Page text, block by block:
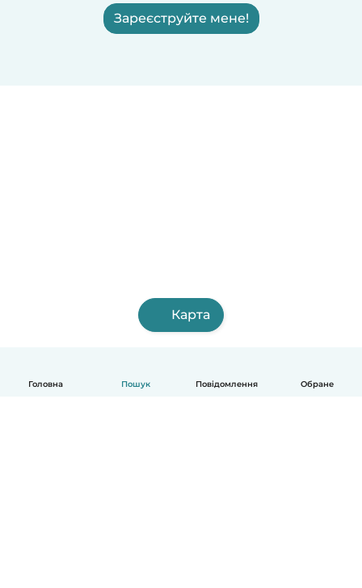
Головна Пошук Повідомлення Обране
Зареєструйте мене!
Карта